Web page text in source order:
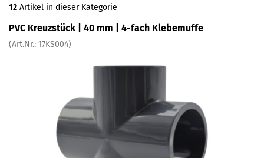
12 Artikel in dieser Kategorie
PVC Kreuzstück | 40 mm | 4-fach Klebemuffe
(Art.Nr.: 17KS004)